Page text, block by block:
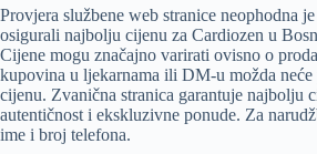
Provjera službene web stranice neophodna
osigurali najbolju cijenu za Cardiozen u
Cijene mogu značajno varirati ovisno o
kupovina u ljekarnama ili DM-u možda
cijenu. Zvanična stranica garantuje najbolju
autentičnost i ekskluzivne ponude. Za
ime i broj telefona.